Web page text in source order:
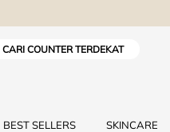
CARI COUNTER TERDEKAT
BEST SELLERS SKINCARE